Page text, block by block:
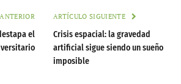
el
ARTÍCULO SIGUIENTE
Crisis espacial: la gravedad
artificial sigue siendo un sueño
imposible